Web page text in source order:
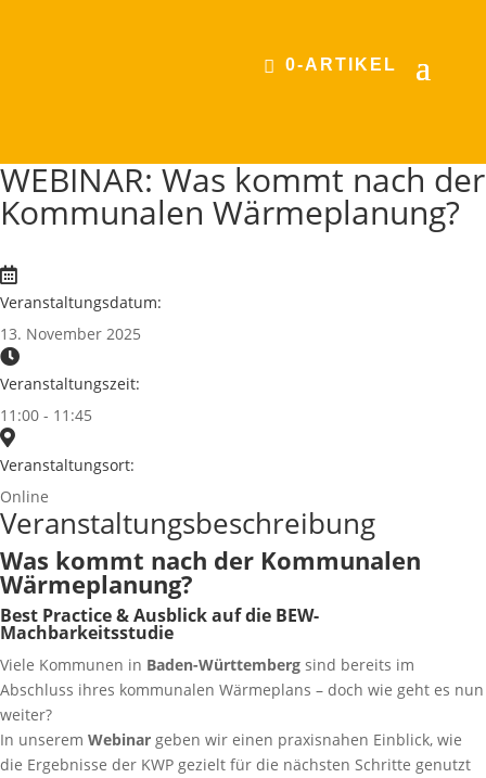
0-ARTIKEL
WEBINAR: Was kommt nach der
Kommunalen Wärmeplanung?
Veranstaltungsdatum:
13. November 2025
Veranstaltungszeit:
11:00 - 11:45
Veranstaltungsort:
Online
Veranstaltungsbeschreibung
Was kommt nach der Kommunalen
Wärmeplanung?
Best Practice & Ausblick auf die BEW-
Machbarkeitsstudie
Viele Kommunen in Baden-Württemberg sind bereits im
Abschluss ihres kommunalen Wärmeplans – doch wie geht es nun
weiter?
In unserem Webinar geben wir einen praxisnahen Einblick, wie
die Ergebnisse der KWP gezielt für die nächsten Schritte genutzt